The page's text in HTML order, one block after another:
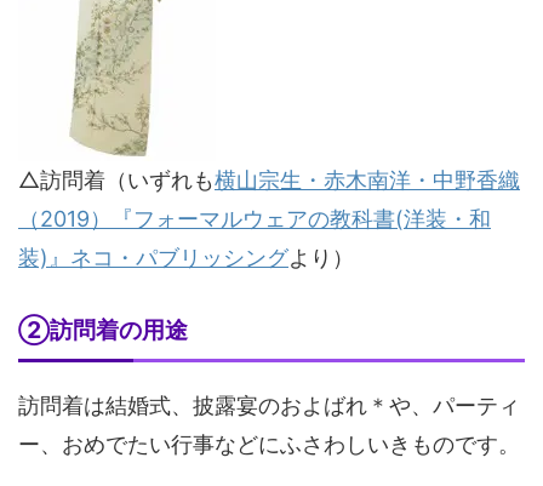
△訪問着（いずれも横山宗生・赤木南洋・中野香織
（2019）『フォーマルウェアの教科書(洋装・和
装)』ネコ・パブリッシングより）
②訪問着の用途
訪問着は結婚式、披露宴のおよばれ＊や、パーティ
ー、おめでたい行事などにふさわしいきものです。